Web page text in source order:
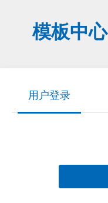
模板中心
用户登录